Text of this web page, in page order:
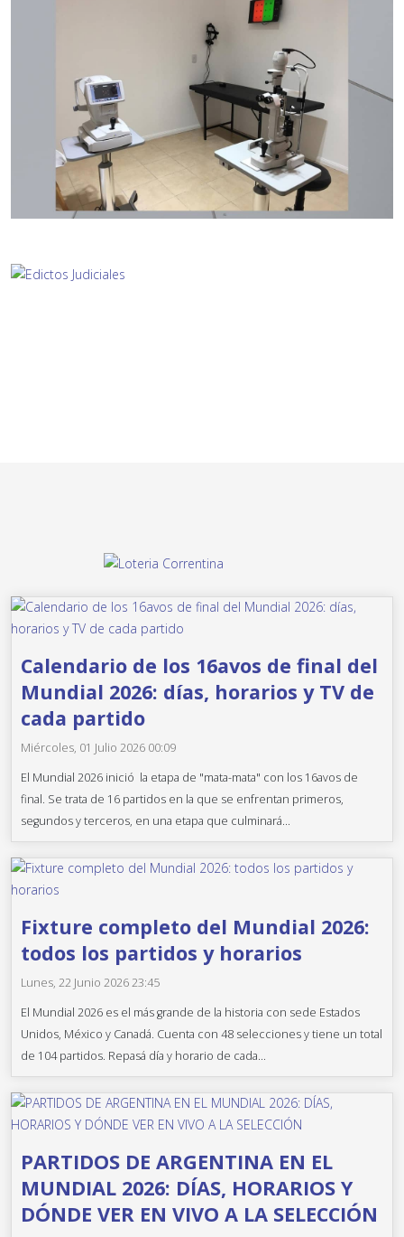
Calendario de los 16avos de final del
Mundial 2026: días, horarios y TV de
cada partido
Miércoles, 01 Julio 2026 00:09
El Mundial 2026 inició la etapa de "mata-mata" con los 16avos de
final. Se trata de 16 partidos en la que se enfrentan primeros,
segundos y terceros, en una etapa que culminará...
Fixture completo del Mundial 2026:
todos los partidos y horarios
Lunes, 22 Junio 2026 23:45
El Mundial 2026 es el más grande de la historia con sede Estados
Unidos, México y Canadá. Cuenta con 48 selecciones y tiene un total
de 104 partidos. Repasá día y horario de cada...
PARTIDOS DE ARGENTINA EN EL
MUNDIAL 2026: DÍAS, HORARIOS Y
DÓNDE VER EN VIVO A LA SELECCIÓN